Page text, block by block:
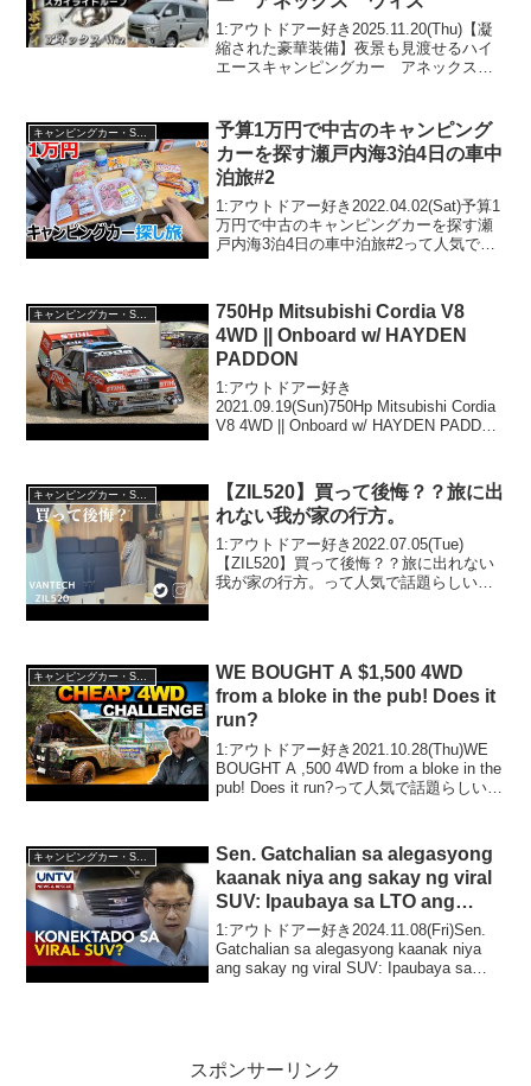
1:アウトドアー好き2025.11.20(Thu)【凝
縮された豪華装備】夜景も見渡せるハイ
エースキャンピングカー アネックス
2025.11.20(Thu)この動画は注目です...
キャンピングカー・SUV人気車種
予算1万円で中古のキャンピング
カーを探す瀬戸内海3泊4日の車中
泊旅#2
1:アウトドアー好き2022.04.02(Sat)予算1
万円で中古のキャンピングカーを探す瀬
戸内海3泊4日の車中泊旅#2って人気で話
目です！3:アウト...
750Hp Mitsubishi Cordia V8
4WD || Onboard w/ HAYDEN
PADDON
1:アウトドアー好き
2021.09.19(Sun)750Hp Mitsubishi Cordia
V8 4WD || Onboard w/ HAYDEN PADDON
キャンピングカー・SUV人気車種
【ZIL520】買って後悔？？旅に出
れない我が家の行方。
1:アウトドアー好き2022.07.05(Tue)
【ZIL520】買って後悔？？旅に出れない
我が家の行方。って人気で話題らしい
WE BOUGHT A $1,500 4WD
from a bloke in the pub! Does it
run?
1:アウトドアー好き2021.10.28(Thu)WE
BOUGHT A ,500 4WD from a bloke in the
pub! Does it run?って人気で話題らしい
キャンピングカー・SUV人気車種
Sen. Gatchalian sa alegasyong
kaanak niya ang sakay ng viral
SUV: Ipaubaya sa LTO ang
imbestigasyon
1:アウトドアー好き2024.11.08(Fri)Sen.
Gatchalian sa alegasyong kaanak niya
ang sakay ng viral SUV: Ipaubaya sa
スポンサーリンク